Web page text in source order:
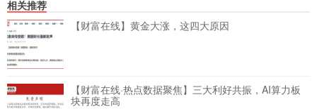
相关推荐
【财富在线】黄金大涨，这四大原因
【财富在线·热点数据聚焦】三大利好共振，AI算力板
块再度走高